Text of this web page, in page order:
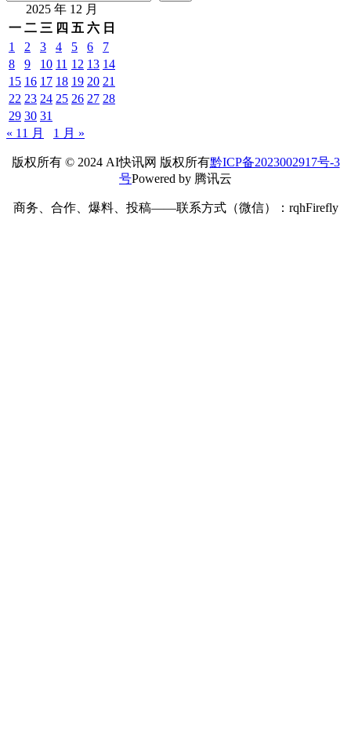
2025 年 12 月
一 二 三 四 五 六 日
1
2 3 4 5 6
7
8
9 10 11 12 13 14
15 16 17 18 19 20 21
22 23 24 25 26 27 28
29 30 31
« 11 月
1 月 »
版权所有 © 2024 AI快讯网 版权所有黔ICP备2023002917号-3
号Powered by 腾讯云
商务、合作、爆料、投稿——联系方式（微信）：rqhFirefly